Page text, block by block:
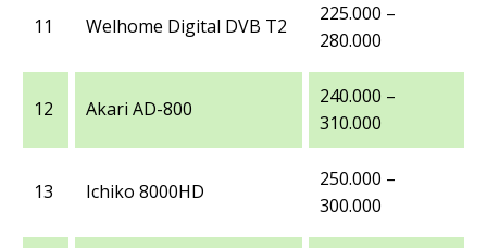
11 Welhome Digital DVB T2
225.000 –
280.000
12 Akari AD-800
240.000 –
310.000
13 Ichiko 8000HD
250.000 –
300.000